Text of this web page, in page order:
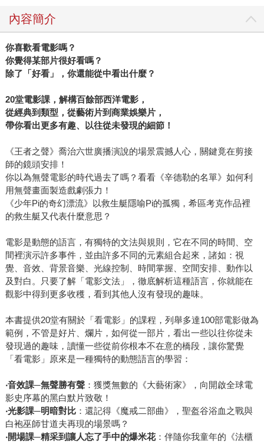
內容簡介
你喜歡看電影嗎？
你覺得某部片很好看嗎？
除了「好看」，你還能從中看出什麼？
20堂電影課，解構百餘部西洋電影，
從經典到類型，從藝術片到商業娛樂片，
帶你看出更多有趣、以往從未發現的細節！
《王者之聲》喬治六世廣播演說的場景震撼人心，關鍵竟在剪接
師的鏡頭安排！
你以為無聲電影的時代過去了嗎？看看《辛德勒的名單》如何利
用無聲畫面製造戲劇張力！
《少年Pi的奇幻漂流》以救生艇隱喻Pi的孤獨，希區考克作品裡
的救生艇又代表什麼意思？
電影是動態的語言，有獨特的文法與規則，它在不同的時間、空
間裡演示許多事件，並由許多不同的元素組合起來，諸如：視
覺、音效、背景音樂、光線控制、時間掌握、空間安排、動作以
及對白。只要了解「電影文法」，徹底解析這種語言，你就能在
觀影中得到更多收穫，看到其他人沒有發現的趣味。
本書提供20堂有關於「看電影」的課程，列舉多達100部電影做為
範例，不管是好片、爛片，如何從一部片，看出一些以往你從未
發現過的趣味，讀懂一些從前你根本不在意的橋段，讓你驚覺
「看電影」原來是一種獨特的動態語言的學習：
‧音效課─無聲勝有聲：獲獎無數的《大藝術家》，向開啟全球電
影史序幕的黑白默片致敬！
‧光影課─明暗對比：還記得《魔戒二部曲》，聖盔谷浴血之戰與
白袍巫師甘道夫再現的場景嗎？
‧開場課─精采到讓人忘了手中的爆米花：伴隨你我童年的《法櫃